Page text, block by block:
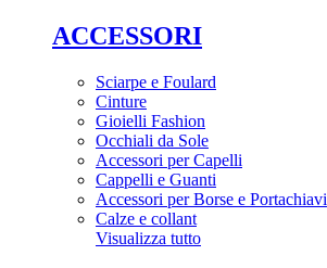
ACCESSORI
Sciarpe e Foulard
Cinture
Gioielli Fashion
Occhiali da Sole
Accessori per Capelli
Cappelli e Guanti
Accessori per Borse e Portachiavi
Calze e collant
Visualizza tutto